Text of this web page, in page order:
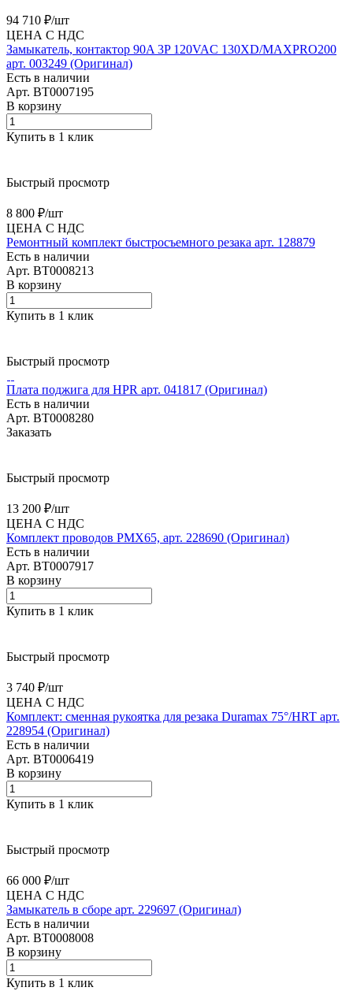
94 710 ₽/шт
ЦЕНА С НДС
Замыкатель, контактор 90A 3P 120VAC 130XD/MAXPRO200
арт. 003249 (Оригинал)
Есть в наличии
Арт. BT0007195
В корзину
Купить в 1 клик
Быстрый просмотр
8 800 ₽/шт
ЦЕНА С НДС
Ремонтный комплект быстросъемного резака арт. 128879
Есть в наличии
Арт. BT0008213
В корзину
Купить в 1 клик
Быстрый просмотр
Плата поджига для HPR арт. 041817 (Оригинал)
Есть в наличии
Арт. BT0008280
Заказать
Быстрый просмотр
13 200 ₽/шт
ЦЕНА С НДС
Комплект проводов PMX65, арт. 228690 (Оригинал)
Есть в наличии
Арт. BT0007917
В корзину
Купить в 1 клик
Быстрый просмотр
3 740 ₽/шт
ЦЕНА С НДС
Комплект: сменная рукоятка для резака Duramax 75°/HRT арт.
228954 (Оригинал)
Есть в наличии
Арт. BT0006419
В корзину
Купить в 1 клик
Быстрый просмотр
66 000 ₽/шт
ЦЕНА С НДС
Замыкатель в сборе арт. 229697 (Оригинал)
Есть в наличии
Арт. BT0008008
В корзину
Купить в 1 клик